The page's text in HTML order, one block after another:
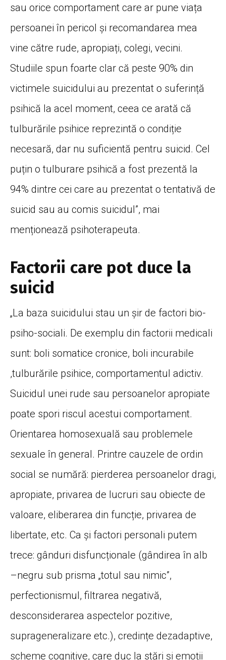
sau orice comportament care ar pune viața
persoanei în pericol și recomandarea mea
vine către rude, apropiați, colegi, vecini.
Studiile spun foarte clar că peste 90% din
victimele suicidului au prezentat o suferință
psihică la acel moment, ceea ce arată că
tulburările psihice reprezintă o condiție
necesară, dar nu suficientă pentru suicid. Cel
puțin o tulburare psihică a fost prezentă la
94% dintre cei care au prezentat o tentativă de
suicid sau au comis suicidul”, mai
menționează psihoterapeuta.
Factorii care pot duce la
suicid
„La baza suicidului stau un șir de factori bio-
psiho-sociali. De exemplu din factorii medicali
sunt: boli somatice cronice, boli incurabile
,tulburările psihice, comportamentul adictiv.
Suicidul unei rude sau persoanelor apropiate
poate spori riscul acestui comportament.
Orientarea homosexuală sau problemele
sexuale în general. Printre cauzele de ordin
social se numără: pierderea persoanelor dragi,
apropiate, privarea de lucruri sau obiecte de
valoare, eliberarea din funcție, privarea de
libertate, etc. Ca și factori personali putem
trece: gânduri disfuncționale (gândirea în alb
–negru sub prisma „totul sau nimic”,
perfectionismul, filtrarea negativă,
desconsiderarea aspectelor pozitive,
suprageneralizare etc.), credințe dezadaptive,
scheme cognitive, care duc la stări și emoții